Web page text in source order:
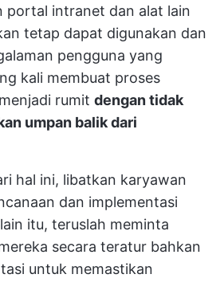
portal intranet dan alat lain
tetap dapat digunakan dan
pengguna yang
kali membuat proses
rumit dengan tidak
umpan balik dari
hal ini, libatkan karyawan
dan implementasi
itu, teruslah meminta
secara teratur bahkan
untuk memastikan